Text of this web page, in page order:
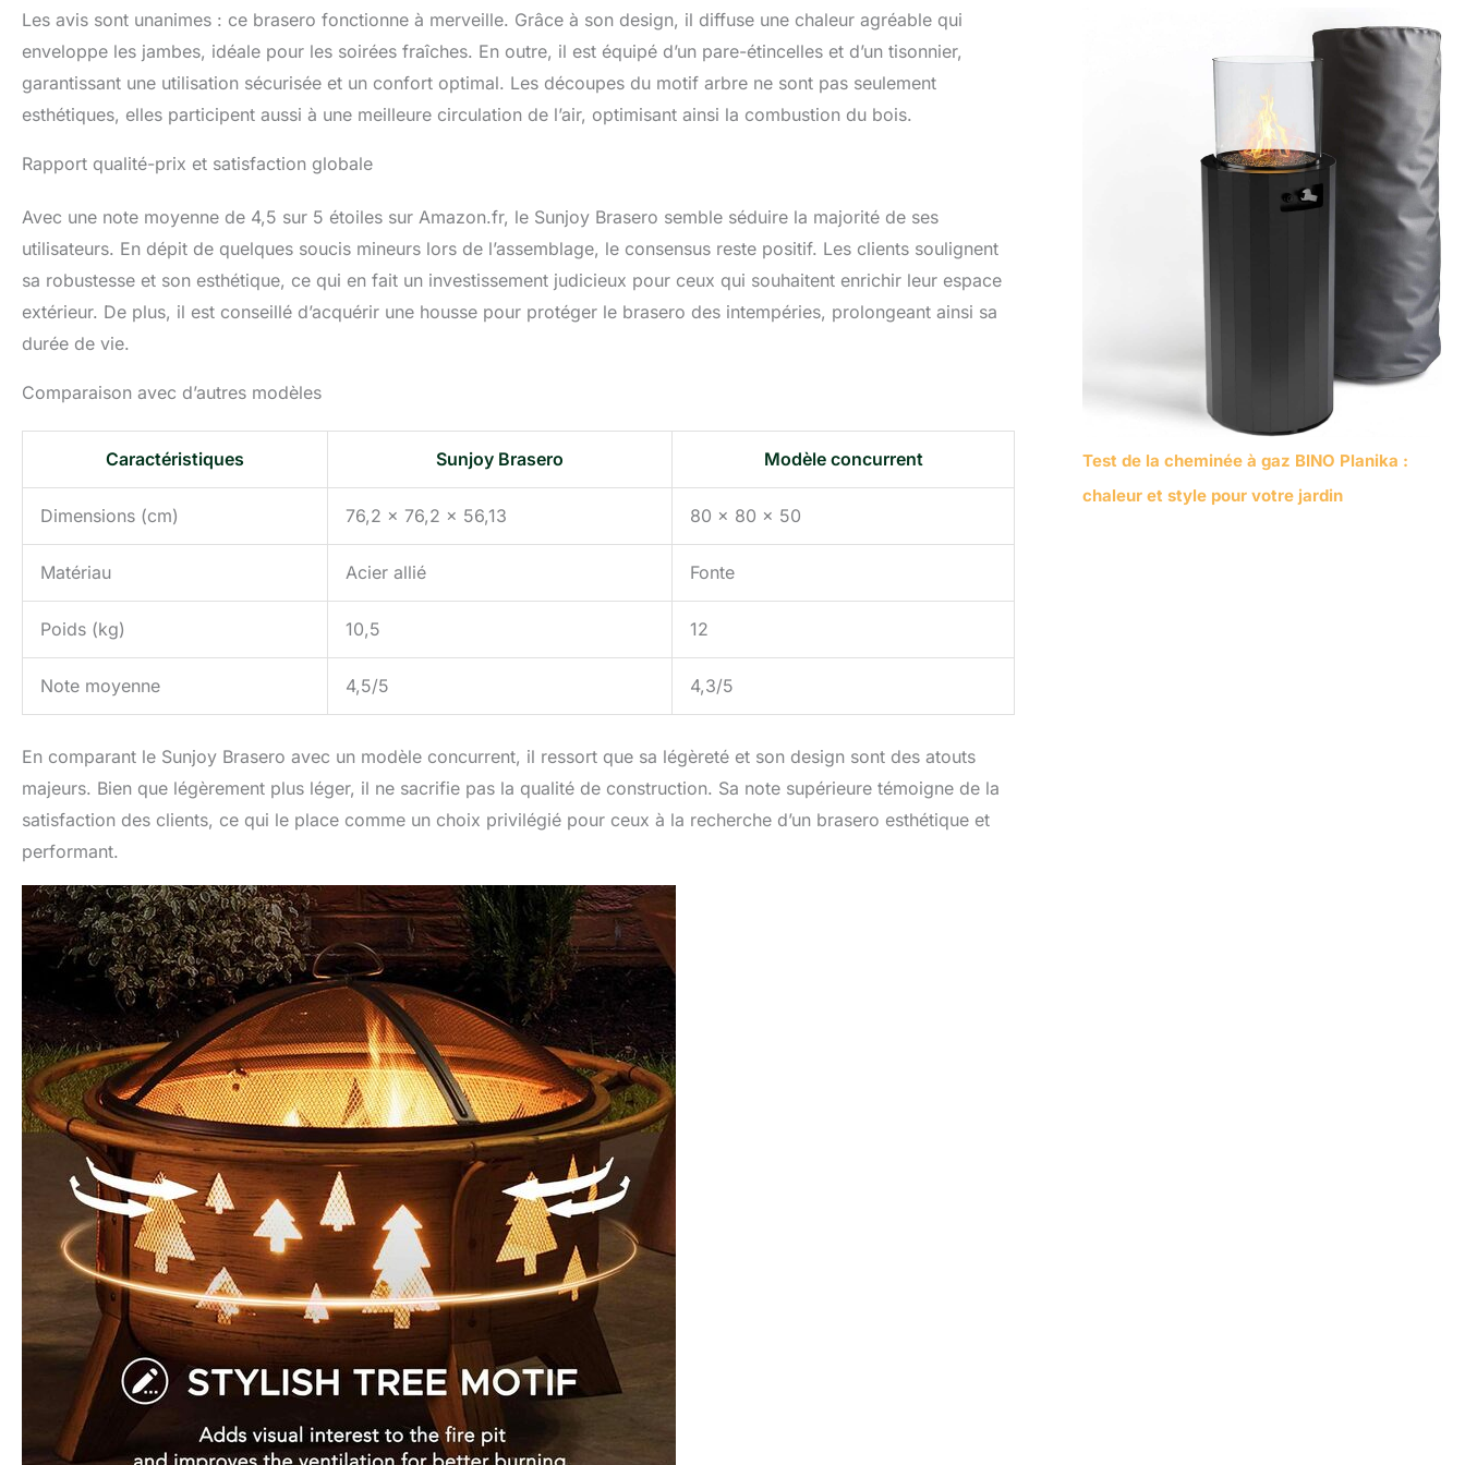
Les avis sont unanimes : ce brasero fonctionne à merveille. Grâce à son design, il diffuse une chaleur agréable qui
enveloppe les jambes, idéale pour les soirées fraîches. En outre, il est équipé d’un pare-étincelles et d’un tisonnier,
garantissant une utilisation sécurisée et un confort optimal. Les découpes du motif arbre ne sont pas seulement
esthétiques, elles participent aussi à une meilleure circulation de l’air, optimisant ainsi la combustion du bois.
Rapport qualité-prix et satisfaction globale
Avec une note moyenne de 4,5 sur 5 étoiles sur Amazon.fr, le Sunjoy Brasero semble séduire la majorité de ses
utilisateurs. En dépit de quelques soucis mineurs lors de l’assemblage, le consensus reste positif. Les clients soulignent
sa robustesse et son esthétique, ce qui en fait un investissement judicieux pour ceux qui souhaitent enrichir leur espace
extérieur. De plus, il est conseillé d’acquérir une housse pour protéger le brasero des intempéries, prolongeant ainsi sa
durée de vie.
Comparaison avec d’autres modèles
Caractéristiques Sunjoy Brasero Modèle concurrent
Dimensions (cm) 76,2 x 76,2 x 56,13 80 x 80 x 50
Matériau Acier allié Fonte
Poids (kg) 10,5 12
Note moyenne 4,5/5 4,3/5
En comparant le Sunjoy Brasero avec un modèle concurrent, il ressort que sa légèreté et son design sont des atouts
majeurs. Bien que légèrement plus léger, il ne sacrifie pas la qualité de construction. Sa note supérieure témoigne de la
satisfaction des clients, ce qui le place comme un choix privilégié pour ceux à la recherche d’un brasero esthétique et
performant.
Test de la cheminée à gaz BINO Planika :
chaleur et style pour votre jardin